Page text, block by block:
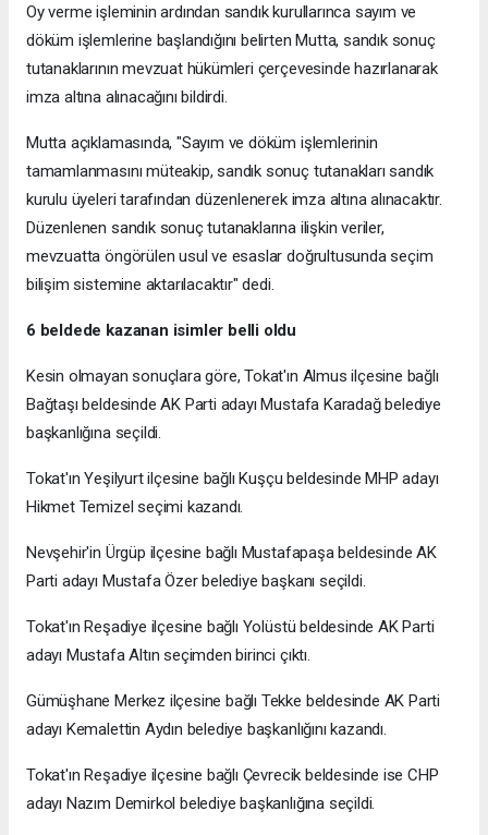
Oy verme işleminin ardından sandık kurullarınca sayım ve
döküm işlemlerine başlandığını belirten Mutta, sandık sonuç
tutanaklarının mevzuat hükümleri çerçevesinde hazırlanarak
imza altına alınacağını bildirdi.
Mutta açıklamasında, "Sayım ve döküm işlemlerinin
tamamlanmasını müteakip, sandık sonuç tutanakları sandık
kurulu üyeleri tarafından düzenlenerek imza altına alınacaktır.
Düzenlenen sandık sonuç tutanaklarına ilişkin veriler,
mevzuatta öngörülen usul ve esaslar doğrultusunda seçim
bilişim sistemine aktarılacaktır" dedi.
6 beldede kazanan isimler belli oldu
Kesin olmayan sonuçlara göre, Tokat'ın Almus ilçesine bağlı
Bağtaşı beldesinde AK Parti adayı Mustafa Karadağ belediye
başkanlığına seçildi.
Tokat'ın Yeşilyurt ilçesine bağlı Kuşçu beldesinde MHP adayı
Hikmet Temizel seçimi kazandı.
Nevşehir'in Ürgüp ilçesine bağlı Mustafapaşa beldesinde AK
Parti adayı Mustafa Özer belediye başkanı seçildi.
Tokat'ın Reşadiye ilçesine bağlı Yolüstü beldesinde AK Parti
adayı Mustafa Altın seçimden birinci çıktı.
Gümüşhane Merkez ilçesine bağlı Tekke beldesinde AK Parti
adayı Kemalettin Aydın belediye başkanlığını kazandı.
Tokat'ın Reşadiye ilçesine bağlı Çevrecik beldesinde ise CHP
adayı Nazım Demirkol belediye başkanlığına seçildi.